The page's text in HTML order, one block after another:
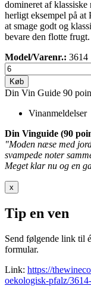
domineret af
herligt eksempel på
at smage godt og
bevare den flotte frugt.
Model/Varenr.: 3614
Køb
Din Vin Guide 90
Vinanmeldelser
Din Vinguide (90
"Moden næse med
svampede noter
Meget klar nu og en
x
Tip en ven
Send følgende link til
formular.
Link: https://
oekologisk-pfalz/